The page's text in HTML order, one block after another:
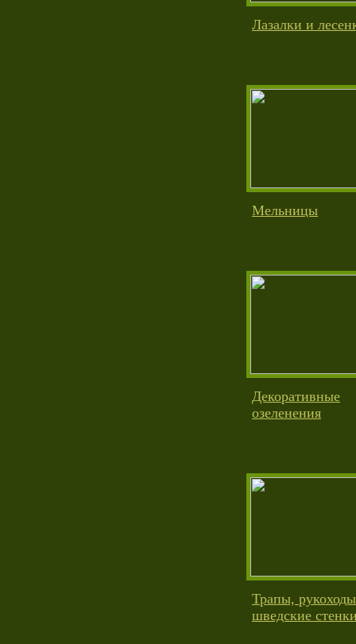
Лазалки и
Мельницы
Декоративные
озеленения
Трапы,
шведские